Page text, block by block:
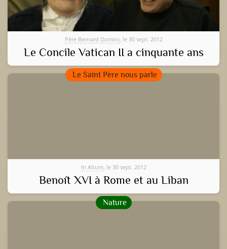
Père Bernard Domini, le 30 sept. 2012
Le Concile Vatican II a cinquante ans
Le Saint Père nous parle
In Altum, le 30 sept. 2012
Benoît XVI à Rome et au Liban
Nature